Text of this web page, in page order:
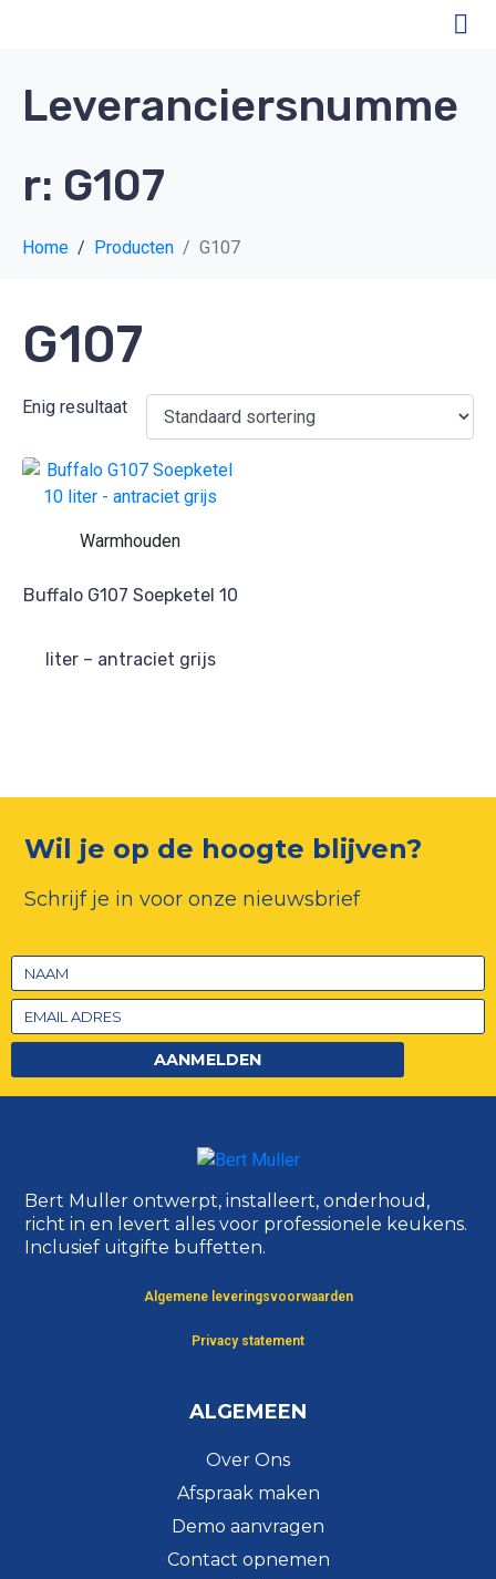
Leveranciersnumme
r: G107
Home Producten G107
G107
Enig resultaat
Warmhouden
Buffalo G107 Soepketel 10
liter – antraciet grijs
Wil je op de hoogte blijven?
Schrijf je in voor onze nieuwsbrief
AANMELDEN
Bert Muller ontwerpt, installeert, onderhoud,
richt in en levert alles voor professionele keukens.
Inclusief uitgifte buffetten.
Algemene leveringsvoorwaarden
Privacy statement
ALGEMEEN
Over Ons
Afspraak maken
Demo aanvragen
Contact opnemen